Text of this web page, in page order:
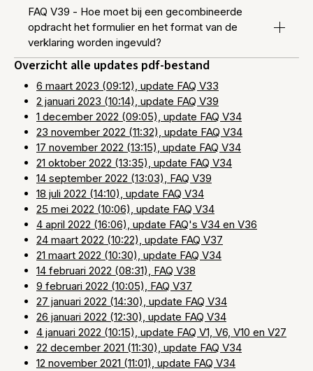
FAQ V39 - Hoe moet bij een gecombineerde
opdracht het formulier en het format van de
verklaring worden ingevuld?
Overzicht alle updates pdf-bestand
6 maart 2023 (09:12), update FAQ V33
2 januari 2023 (10:14), update FAQ V39
1 december 2022 (09:05), update FAQ V34
23 november 2022 (11:32), update FAQ V34
17 november 2022 (13:15), update FAQ V34
21 oktober 2022 (13:35), update FAQ V34
14 september 2022 (13:03), FAQ V39
18 juli 2022 (14:10), update FAQ V34
25 mei 2022 (10:06), update FAQ V34
4 april 2022 (16:06), update FAQ's V34 en V36
24 maart 2022 (10:22), update FAQ V37
21 maart 2022 (10:30), update FAQ V34
14 februari 2022 (08:31), FAQ V38
9 februari 2022 (10:05), FAQ V37
27 januari 2022 (14:30), update FAQ V34
26 januari 2022 (12:30), update FAQ V34
4 januari 2022 (10:15), update FAQ V1, V6, V10 en V27
22 december 2021 (11:30), update FAQ V34
12 november 2021 (11:01), update FAQ V34